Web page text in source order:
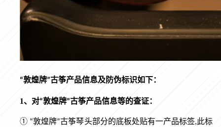
“敦煌牌”古筝产品信息及防伪标识如下：
1、 对“敦煌牌”古筝产品信息等的查证：
① “敦煌牌”古筝琴头部分的底板处贴有一产品标签,此标